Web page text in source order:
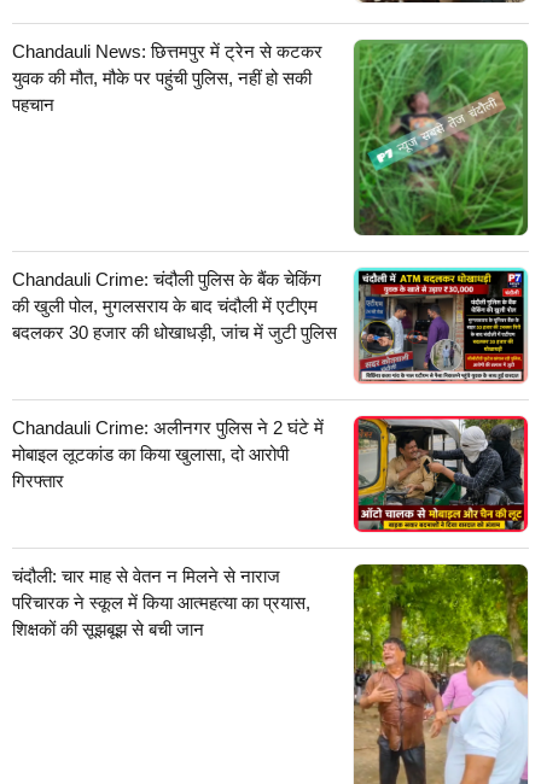
Chandauli News: छित्तमपुर में ट्रेन से कटकर
युवक की मौत, मौके पर पहुंची पुलिस, नहीं हो सकी
पहचान
Chandauli Crime: चंदौली पुलिस के बैंक चेकिंग
की खुली पोल, मुगलसराय के बाद चंदौली में एटीएम
बदलकर 30 हजार की धोखाधड़ी, जांच में जुटी पुलिस
Chandauli Crime: अलीनगर पुलिस ने 2 घंटे में
मोबाइल लूटकांड का किया खुलासा, दो आरोपी
गिरफ्तार
चंदौली: चार माह से वेतन न मिलने से नाराज
परिचारक ने स्कूल में किया आत्महत्या का प्रयास,
शिक्षकों की सूझबूझ से बची जान